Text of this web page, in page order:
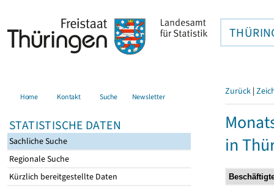
Home Kontakt Suche Newsletter
STATISTISCHE DATEN
Sachliche Suche
Regionale Suche
Kürzlich bereitgestellte Daten
Zurück |
in